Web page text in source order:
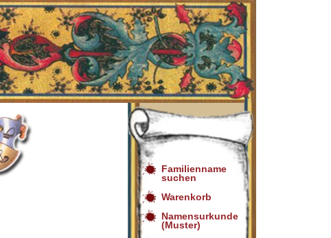
Familienname
suchen
Warenkorb
Namensurkunde
(Muster)